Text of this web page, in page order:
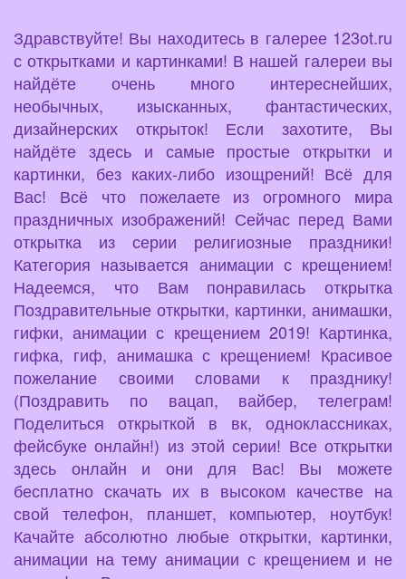
Здравствуйте! Вы находитесь в галерее 123ot.ru
с открытками и картинками! В нашей галереи вы
найдёте очень много интереснейших,
необычных, изысканных, фантастических,
дизайнерских открыток! Если захотите, Вы
найдёте здесь и самые простые открытки и
картинки, без каких-либо изощрений! Всё для
Вас! Всё что пожелаете из огромного мира
праздничных изображений! Сейчас перед Вами
открытка из серии религиозные праздники!
Категория называется анимации с крещением!
Надеемся, что Вам понравилась открытка
Поздравительные открытки, картинки, анимашки,
гифки, анимации с крещением 2019! Картинка,
гифка, гиф, анимашка с крещением! Красивое
пожелание своими словами к празднику!
(Поздравить по вацап, вайбер, телеграм!
Поделиться открыткой в вк, одноклассниках,
фейсбуке онлайн!) из этой серии! Все открытки
здесь онлайн и они для Вас! Вы можете
бесплатно скачать их в высоком качестве на
свой телефон, планшет, компьютер, ноутбук!
Качайте абсолютно любые открытки, картинки,
анимации на тему анимации с крещением и не